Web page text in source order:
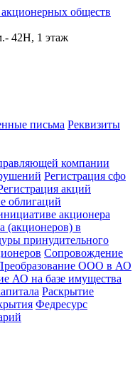
42Н, 1 этаж
письма Реквизиты
компании
Регистрация сфо
акций
облигаций
акционера
(акционеров) в
принудительного
Сопровождение
ООО в АО
АО на базе имущества
Раскрытие
Федресурс